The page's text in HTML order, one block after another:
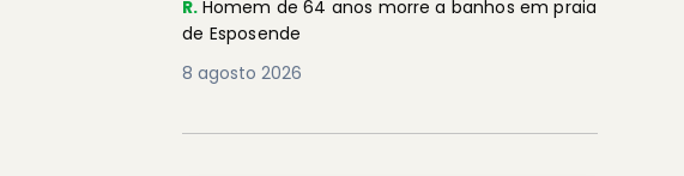
R. Homem de 64 anos morre a banhos em praia
de Esposende
8 agosto 2026